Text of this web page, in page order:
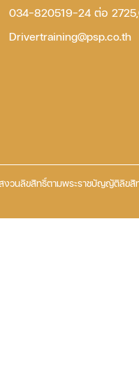
034-820519-24 ต่อ
Drivertraining@psp.co.th
วนลิขสิทธิ์ตามพระราชบัญญัติลิขสิ